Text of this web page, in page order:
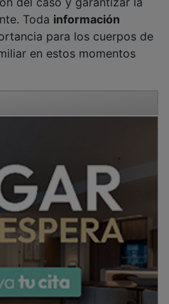
Todainformación
para los cuerpos de
en estos momentos